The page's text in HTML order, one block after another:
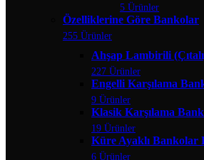
5 Ürünler
Özelliklerine Göre Bankolar
255 Ürünler
Ahşap Lambirili
227 Ürünler
Engelli Karşılama
9 Ürünler
Klasik Karşılama
19 Ürünler
Küre Ayaklı Bankolar
6 Ürünler